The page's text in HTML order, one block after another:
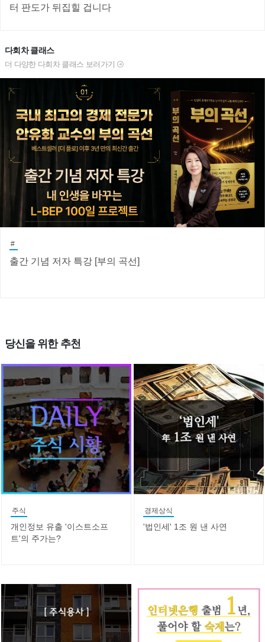
터 판도가 뒤집힐 겁니다
다회차 클래스
더 다양한 다회차 클래스 보러가기
#
출간 기념 저자 특강 [부의 곡선]
당신을 위한 추천
주식
개인정보 유출 '이스트소프
트'의 주가는?
경제상식
'법인세' 1조 원 낸 사연